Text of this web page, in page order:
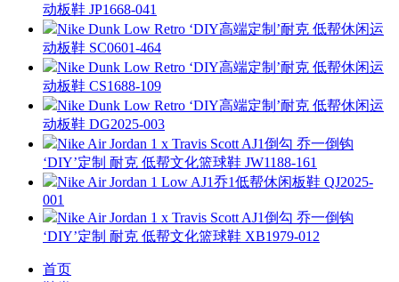
动板鞋 JP1668-041
Nike Dunk Low Retro ‘DIY高端定制’耐克 低帮休闲运
动板鞋 SC0601-464
Nike Dunk Low Retro ‘DIY高端定制’耐克 低帮休闲运
动板鞋 CS1688-109
Nike Dunk Low Retro ‘DIY高端定制’耐克 低帮休闲运
动板鞋 DG2025-003
Nike Air Jordan 1 x Travis Scott AJ1倒勾 乔一倒钩
‘DIY’定制 耐克 低帮文化篮球鞋 JW1188-161
Nike Air Jordan 1 Low AJ1乔1低帮休闲板鞋 QJ2025-
001
Nike Air Jordan 1 x Travis Scott AJ1倒勾 乔一倒钩
‘DIY’定制 耐克 低帮文化篮球鞋 XB1979-012
首页